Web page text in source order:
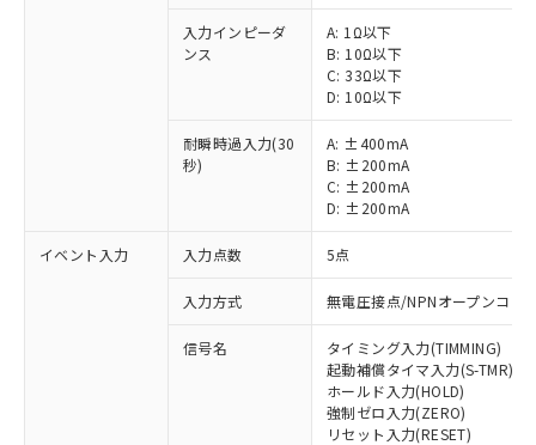
入力インピーダ
ンス
A: 1Ω以下
B: 10Ω以下
C: 33Ω以下
D: 10Ω以下
耐瞬時過入力(30
秒)
A: ±400mA
B: ±200mA
C: ±200mA
D: ±200mA
イベント入力 入力点数 5点
入力方式 無電圧接点/NPNオープンコレ
信号名
タイミング入力(TIMMING)
起動補償タイマ入力(S-TMR)
ホールド入力(HOLD)
強制ゼロ入力(ZERO)
リセット入力(RESET)